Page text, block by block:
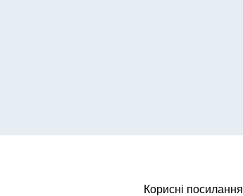
Корисні посилання